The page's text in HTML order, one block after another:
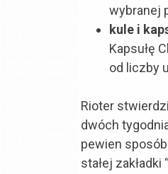
wybranej
kule i
Kapsułę
od liczby
Rioter
dwóch
pewien
stałej